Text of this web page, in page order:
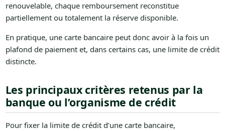
renouvelable, chaque remboursement reconstitue
partiellement ou totalement la réserve disponible.
En pratique, une carte bancaire peut donc avoir à la fois un
plafond de paiement et, dans certains cas, une limite de crédit
distincte.
Les principaux critères retenus par la
banque ou l’organisme de crédit
Pour fixer la limite de crédit d’une carte bancaire,